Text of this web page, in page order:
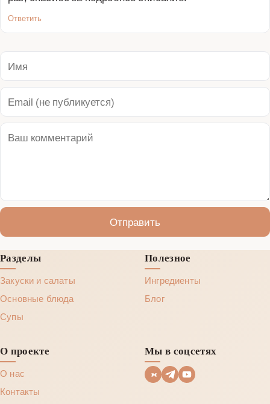
Ответить
Отправить
Разделы
Закуски и салаты
Основные блюда
Супы
Полезное
Ингредиенты
Блог
О проекте
О нас
Контакты
Мы в соцсетях